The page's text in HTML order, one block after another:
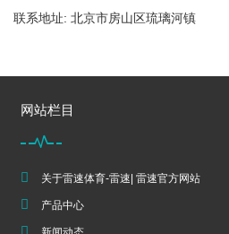
联系地址: 北京市房山区琉璃河镇
网站栏目
关于雷速体育-雷速| 雷速官方网站
产品中心